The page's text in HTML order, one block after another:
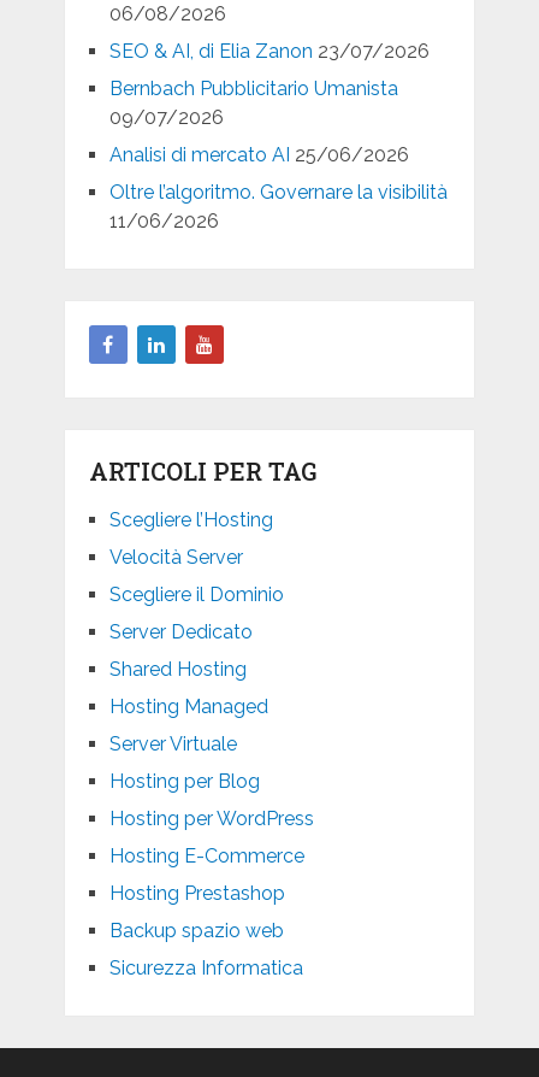
06/08/2026
SEO & AI, di Elia Zanon 23/07/2026
Bernbach Pubblicitario Umanista
09/07/2026
Analisi di mercato AI 25/06/2026
Oltre l’algoritmo. Governare la visibilità
11/06/2026
ARTICOLI PER TAG
Scegliere l’Hosting
Velocità Server
Scegliere il Dominio
Server Dedicato
Shared Hosting
Hosting Managed
Server Virtuale
Hosting per Blog
Hosting per WordPress
Hosting E-Commerce
Hosting Prestashop
Backup spazio web
Sicurezza Informatica